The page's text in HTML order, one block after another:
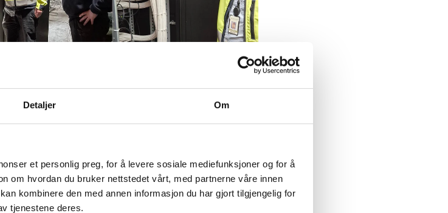
Detaljer Om
et personlig preg, for å levere sosiale mediefunksjoner og for å
om hvordan du bruker nettstedet vårt, med partnerne våre innen
kombinere den med annen informasjon du har gjort tilgjengelig for
tjenestene deres.